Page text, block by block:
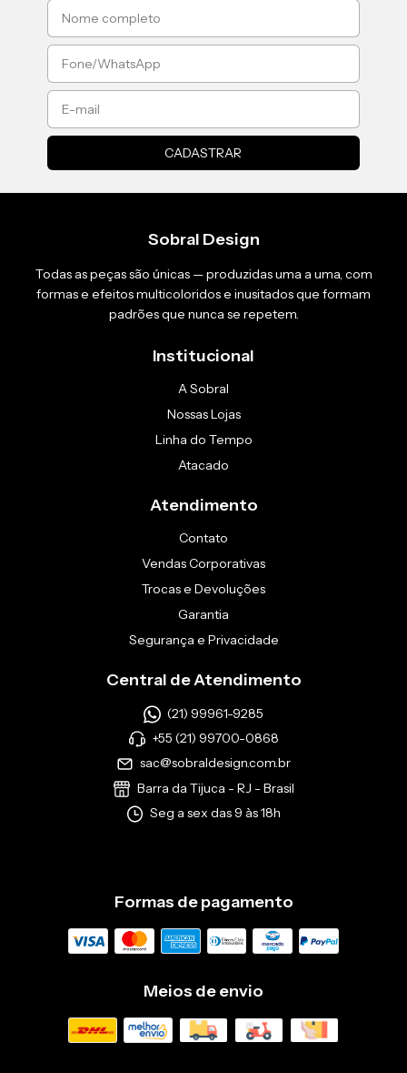
Sobral Design
Todas as peças são únicas — produzidas uma a uma, com
formas e efeitos multicoloridos e inusitados que formam
padrões que nunca se repetem.
Institucional
A Sobral
Nossas Lojas
Linha do Tempo
Atacado
Atendimento
Contato
Vendas Corporativas
Trocas e Devoluções
Garantia
Segurança e Privacidade
Central de Atendimento
(21) 99961-9285
+55 (21) 99700-0868
sac@sobraldesign.com.br
Barra da Tijuca - RJ - Brasil
Seg a sex das 9 às 18h
Formas de pagamento
Meios de envio